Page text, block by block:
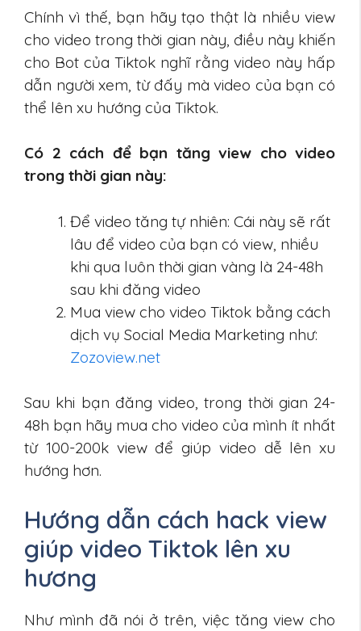
Chính vì thế, bạn hãy tạo thật là nhiều view
cho video trong thời gian này, điều này khiến
cho Bot của Tiktok nghĩ rằng video này hấp
dẫn người xem, từ đấy mà video của bạn có
thể lên xu hướng của Tiktok.
Có 2 cách để bạn tăng view cho video
trong thời gian này:
Để video tăng tự nhiên: Cái này sẽ rất
lâu để video của bạn có view, nhiều
khi qua luôn thời gian vàng là 24-48h
sau khi đăng video
Mua view cho video Tiktok bằng cách
dịch vụ Social Media Marketing như:
Zozoview.net
Sau khi bạn đăng video, trong thời gian 24-
48h bạn hãy mua cho video của mình ít nhất
từ 100-200k view để giúp video dễ lên xu
hướng hơn.
Hướng dẫn cách hack view
giúp video Tiktok lên xu
hương
Như mình đã nói ở trên, việc tăng view cho